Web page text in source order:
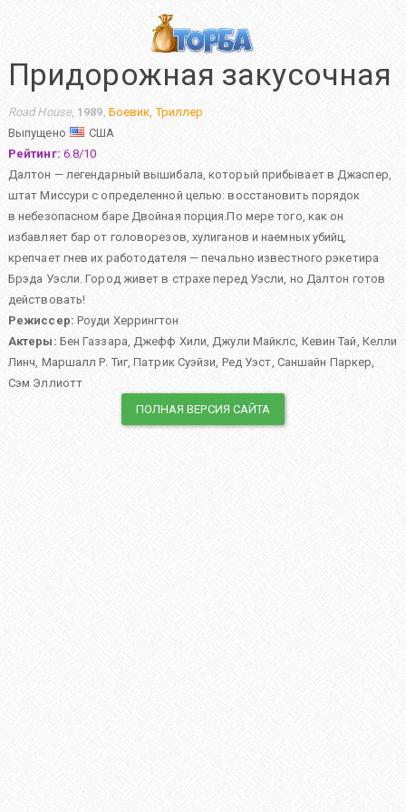
Придорожная закусочная
Road House, 1989, Боевик,Триллер
Выпущено
США
Рейтинг: 6.8/10
Далтон — легендарный вышибала, который прибывает в Джаспер,
штат Миссури с определенной целью: восстановить порядок
в небезопасном баре Двойная порция.По мере того, как он
избавляет бар от головорезов, хулиганов и наемных убийц,
крепчает гнев их работодателя — печально известного рэкетира
Брэда Уэсли. Город живет в страхе перед Уэсли, но Далтон готов
действовать!
Режиссер: Роуди Херрингтон
Актеры: Бен Газзара,Джефф Хили,Джули Майклс, Кевин Тай, Келли
Линч, Маршалл Р. Тиг,Патрик Суэйзи, Ред Уэст, Саншайн Паркер,
Сэм Эллиотт
ПОЛНАЯ ВЕРСИЯ САЙТА